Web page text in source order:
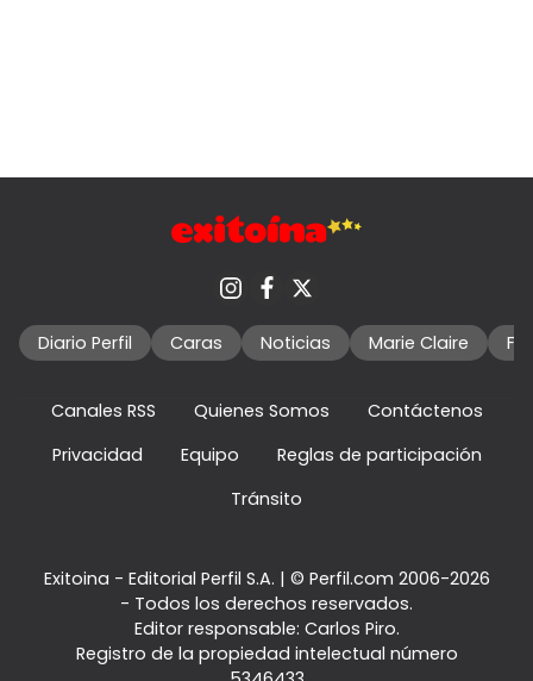
Diario Perfil Caras Noticias Marie Claire
Canales RSS Quienes Somos
Contáctenos
Privacidad
Equipo
Reglas de participación
Tránsito
Exitoina - Editorial Perfil S.A. | © Perfil.com 2006-2026
- Todos los derechos reservados.
Editor responsable: Carlos Piro.
Registro de la propiedad intelectual número